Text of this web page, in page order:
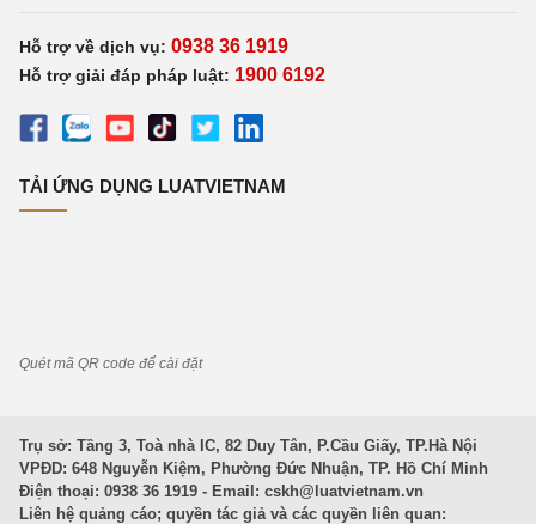
Hỗ trợ về dịch vụ: 0938 36 1919
Hỗ trợ giải đáp pháp luật: 1900 6192
TẢI ỨNG DỤNG LUATVIETNAM
Quét mã QR code để cài đặt
Trụ sở: Tầng 3, Toà nhà IC, 82 Duy Tân, P.Cầu Giấy, TP.Hà Nội
VPĐD: 648 Nguyễn Kiệm, Phường Đức Nhuận, TP. Hồ Chí Minh
Điện thoại: 0938 36 1919 - Email: cskh@luatvietnam.vn
Liên hệ quảng cáo; quyền tác giả và các quyền liên quan: